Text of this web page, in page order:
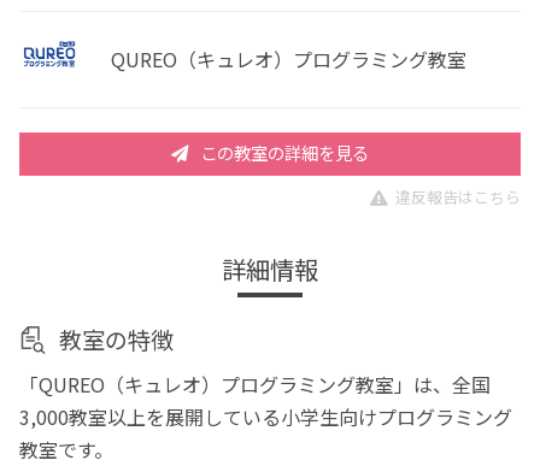
QUREO（キュレオ）プログラミング教室
この教室の詳細を見る
違反報告はこちら
詳細情報
教室の特徴
「QUREO（キュレオ）プログラミング教室」は、全国
3,000教室以上を展開している小学生向けプログラミング
教室です。